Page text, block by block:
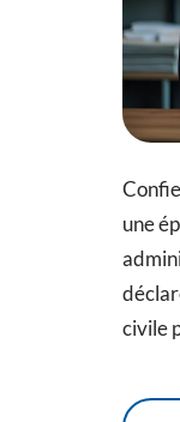
une
civile